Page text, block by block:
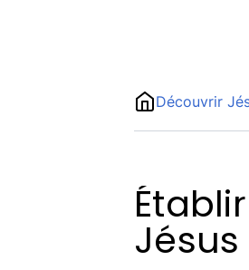
Découvrir
Jésus